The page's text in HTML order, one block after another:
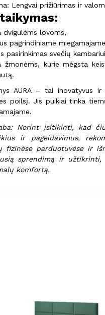
Lengvai prižiūrimas ir
dvigulėms lovoms,
pagrindiniame
pasirinkimas svečių
žmonėms, kurie mėgsta
AURA – tai inovatyvus
poilsį. Jis puikiai tinka
Norint įsitikinti, kad
ir pageidavimus,
fizinėse parduotuvėse ir
sprendimą ir
komfortą.